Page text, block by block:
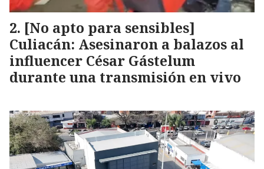
[No apto para sensibles]
Culiacán: Asesinaron a balazos al
influencer César Gástelum
durante una transmisión en vivo